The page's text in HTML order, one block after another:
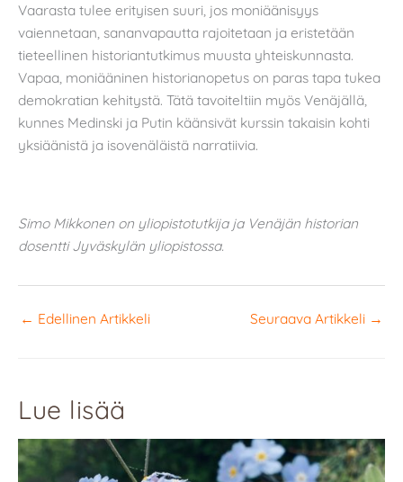
Vaarasta tulee erityisen suuri, jos moniäänisyys
vaiennetaan, sananvapautta rajoitetaan ja eristetään
tieteellinen historiantutkimus muusta yhteiskunnasta.
Vapaa, moniääninen historianopetus on paras tapa tukea
demokratian kehitystä. Tätä tavoiteltiin myös Venäjällä,
kunnes Medinski ja Putin käänsivät kurssin takaisin kohti
yksiäänistä ja isovenäläistä narratiivia.
Simo Mikkonen on yliopistotutkija ja Venäjän historian
dosentti Jyväskylän yliopistossa.
← Edellinen Artikkeli Seuraava Artikkeli →
Lue lisää